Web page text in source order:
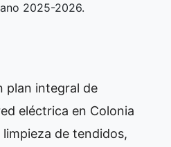
2025-2026.
plan integral de
eléctrica en Colonia
de tendidos,